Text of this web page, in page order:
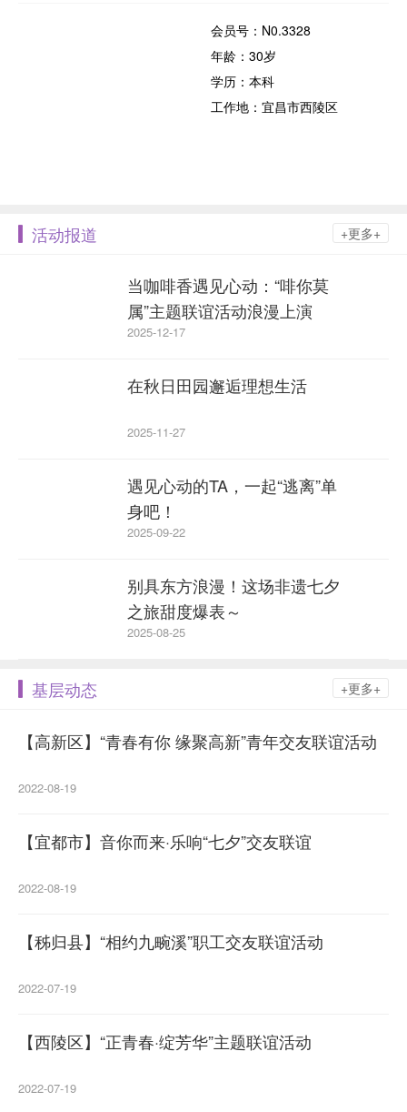
会员号：N0.3328
年龄：30岁
学历：本科
工作地：宜昌市西陵区
活动报道 +更多+
当咖啡香遇见心动：“啡你莫
属”主题联谊活动浪漫上演
2025-12-17
在秋日田园邂逅理想生活
2025-11-27
遇见心动的TA，一起“逃离”单
身吧！
2025-09-22
别具东方浪漫！这场非遗七夕
之旅甜度爆表～
2025-08-25
基层动态 +更多+
【高新区】“青春有你 缘聚高新”青年交友联谊活动
2022-08-19
【宜都市】音你而来·乐响“七夕”交友联谊
2022-08-19
【秭归县】“相约九畹溪”职工交友联谊活动
2022-07-19
【西陵区】“正青春·绽芳华”主题联谊活动
2022-07-19